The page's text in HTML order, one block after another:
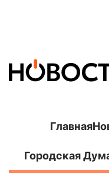
Главная
Городская